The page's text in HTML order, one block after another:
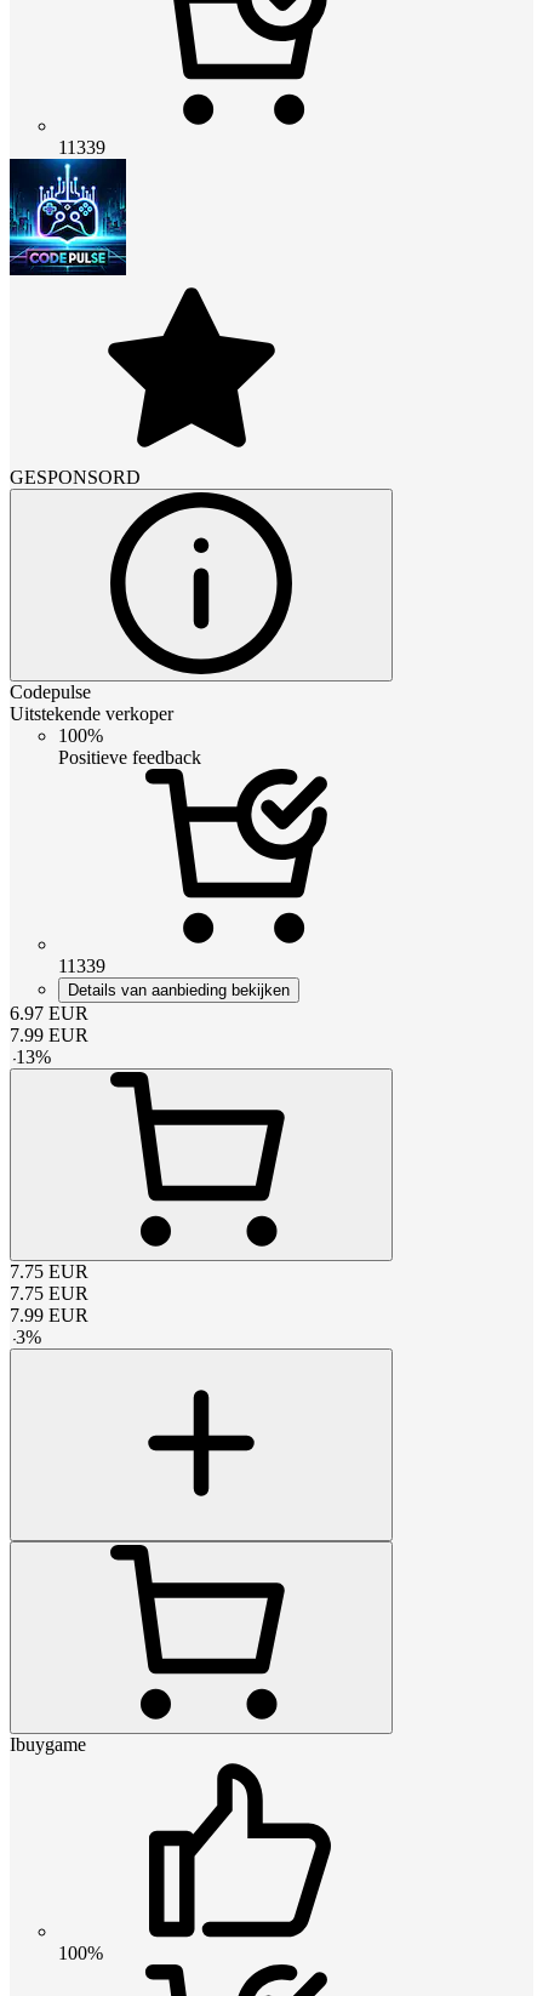
11339
GESPONSORD
Codepulse
Uitstekende verkoper
100%
Positieve feedback
11339
Details van aanbieding bekijken
6.97 EUR
7.99 EUR
-13%
7.75 EUR
7.75 EUR
7.99 EUR
-3%
Ibuygame
100%